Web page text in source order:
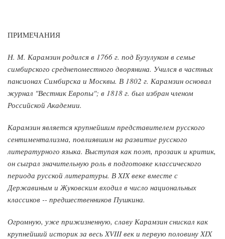
ПРИМЕЧАНИЯ
Н. М. Карамзин родился в 1766 г. под Бузулуком в семье
симбирского среднепоместного дворянина. Учился в частных
пансионах Симбирска и Москвы. В 1802 г. Карамзин основал
журнал "Вестник Европы"; в 1818 г. был избран членом
Российской Академии.
Карамзин является крупнейшим представителем русского
сентиментализма, повлиявшим на развитие русского
литературного языка. Выступая как поэт, прозаик и критик,
он сыграл значительную роль в подготовке классического
периода русской литературы. В XIX веке вместе с
Державиным и Жуковским входил в число национальных
классиков -- предшественников Пушкина.
Огромную, уже прижизненную, славу Карамзин снискал как
крупнейший историк за весь XVIII век и первую половину XIX